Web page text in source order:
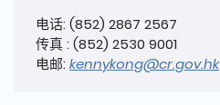
电话: (852) 2867 2567
传真 : (852) 2530 9001
电邮: kennykong@cr.gov.hk